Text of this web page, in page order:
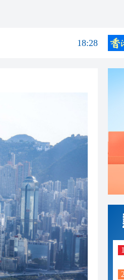
18:28
」
18:06
18:29
18:28
18:28
18:22